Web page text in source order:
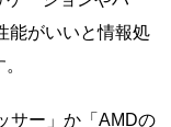
能がいいと情報処
サー」か「AMDの